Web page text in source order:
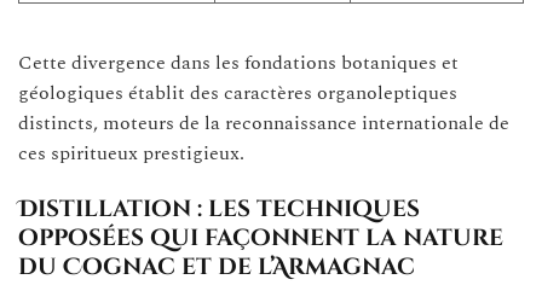
Cette divergence dans les fondations botaniques et
géologiques établit des caractères organoleptiques
distincts, moteurs de la reconnaissance internationale de
ces spiritueux prestigieux.
Distillation : les techniques
opposées qui façonnent la nature
du Cognac et de l’Armagnac